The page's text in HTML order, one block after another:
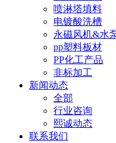
喷淋塔填料
电镀酸洗槽
永磁风机&水
pp塑料板材
PP化工产品
非标加工
新闻动态
全部
行业咨询
熙诚动态
联系我们